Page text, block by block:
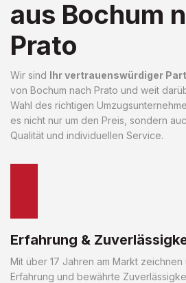
aus Bochum
Prato
Wir sind Ihr vertrauenswürdiger
von Bochum nach Prato und weit
Wahl des richtigen
es nicht nur um den Preis, sondern
Qualität und individuellen Service.
Erfahrung &
Mit über 17 Jahren am Markt zeichnen
Erfahrung und bewährte